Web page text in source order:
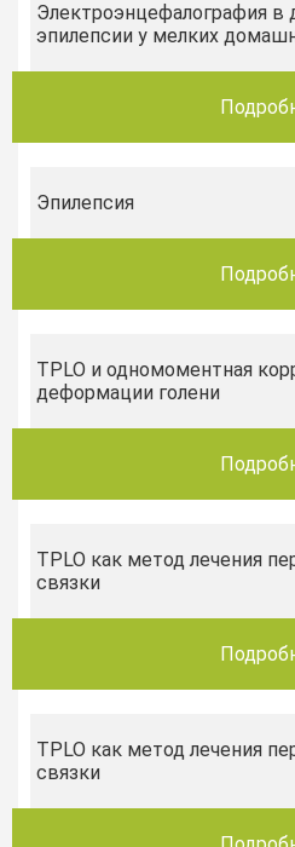
Электроэнцефалография в
эпилепсии у мелких
Эпилепсия
TPLO и одномоментная
деформации голени
TPLO как метод лечения
связки
TPLO как метод лечения
связки